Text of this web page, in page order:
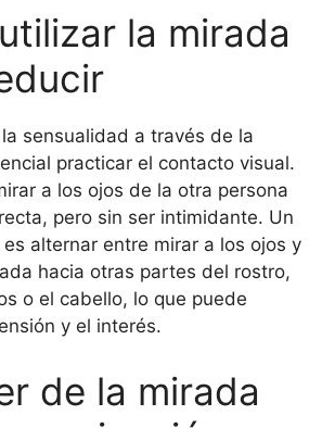
la mirada
sensualidad a través de la
practicar el contacto visual.
a los ojos de la otra persona
pero sin ser intimidante. Un
alternar entre mirar a los ojos y
hacia otras partes del rostro,
o el cabello, lo que puede
y el interés.
de la mirada